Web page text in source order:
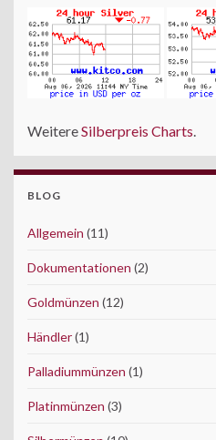
WeitereSilberpreis Charts.
BLOG
Allgemein (11)
Dokumentationen (2)
Goldmünzen (12)
Händler(1)
Palladiummünzen (1)
Platinmünzen (3)